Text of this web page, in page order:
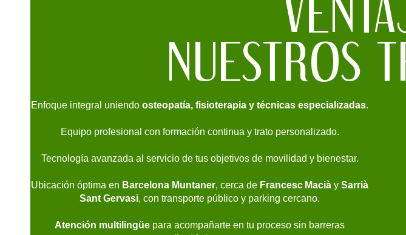
NUESTROS
Enfoque integral uniendo osteopatía, fisioterapia y técnicas especializadas.
Equipo profesional con formación continua y trato personalizado.
Tecnología avanzada al servicio de tus objetivos de movilidad y bienestar.
Ubicación óptima en Barcelona Muntaner, cerca de Francesc Macià y Sarrià
Sant Gervasi, con transporte público y parking cercano.
Atención multilingüe para acompañarte en tu proceso sin barreras